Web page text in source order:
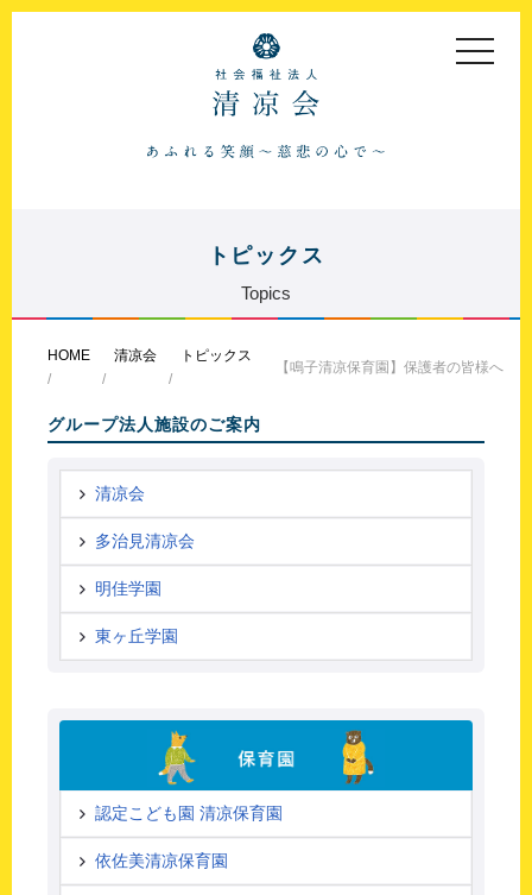
toggle
トピックス
Topics
HOME 清凉会 トピックス
【鳴子清凉保育園】保護者の皆様へ
グループ法人施設のご案内
清凉会
多治見清凉会
明佳学園
東ヶ丘学園
認定こども園 清凉保育園
依佐美清凉保育園